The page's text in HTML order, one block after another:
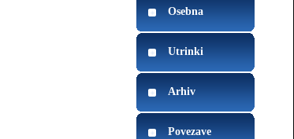
Osebna
Utrinki
Arhiv
Povezave